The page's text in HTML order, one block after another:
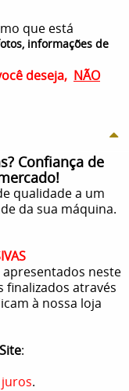
que está
informações de
deseja, NÃO
Confiança de
qualidade a um
da sua máquina.
apresentados neste
finalizados através
à nossa loja
:
juros.